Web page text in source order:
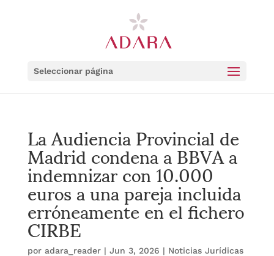
Seleccionar página
La Audiencia Provincial de
Madrid condena a BBVA a
indemnizar con 10.000
euros a una pareja incluida
erróneamente en el fichero
CIRBE
por adara_reader| Jun 3, 2026 | Noticias Jurídicas